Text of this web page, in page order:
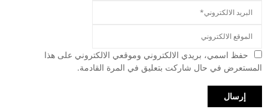
حفظ اسمي، بريدي الالكتروني وموقعي الالكتروني على هذا
المستعرض في حال شاركت بتعليق في المرة القادمة.